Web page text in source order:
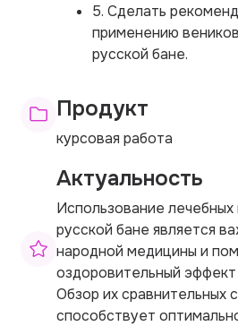
5. Сделать
применению
русской бане.
Продукт
курсовая работа
Актуальность
Использование лечебных
русской бане является
народной медицины и
оздоровительный
Обзор их сравнительных
способствует